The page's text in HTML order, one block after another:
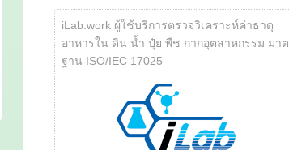
iLab.work ผู้ใช้บริการตรวจวิเคราะห์ค่าธาตุ
อาหารใน ดิน น้ำ ปุ๋ย พืช กากอุตสาหกรรม มาต
ฐาน ISO/IEC 17025